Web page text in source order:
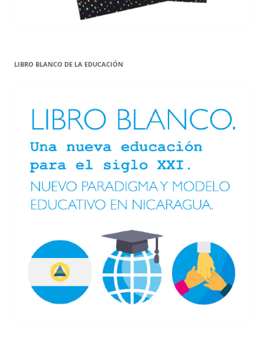
LIBRO BLANCO DE LA EDUCACIÓN